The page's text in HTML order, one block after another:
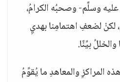
وسلَّم- وصحبُه الكرامُ،
لكنْ لضعفِ اهتمامِنا بهديِ
بيِّنًا.
المراكزِ والمعاهدِ ما يُقوِّمُ